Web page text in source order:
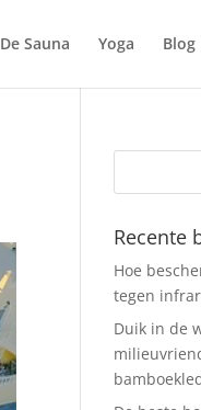
De Sauna Yoga Blog
Recente
Hoe
tegen
Duik in de